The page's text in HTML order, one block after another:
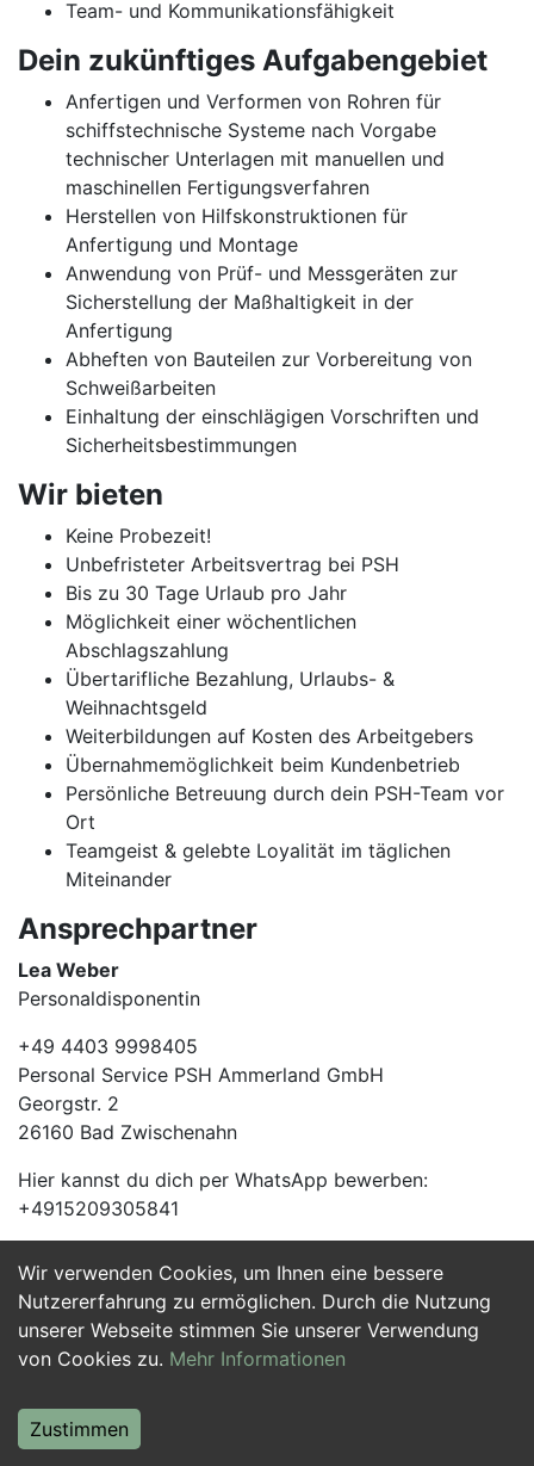
Wir verwenden Cookies, um Ihnen eine bessere
Nutzererfahrung zu ermöglichen. Durch die Nutzung
unserer Webseite stimmen Sie unserer Verwendung
von Cookies zu. Mehr Informationen
Zustimmen
Team- und Kommunikationsfähigkeit
Dein zukünftiges Aufgabengebiet
Anfertigen und Verformen von Rohren für
schiffstechnische Systeme nach Vorgabe
technischer Unterlagen mit manuellen und
maschinellen Fertigungsverfahren
Herstellen von Hilfskonstruktionen für
Anfertigung und Montage
Anwendung von Prüf- und Messgeräten zur
Sicherstellung der Maßhaltigkeit in der
Anfertigung
Abheften von Bauteilen zur Vorbereitung von
Schweißarbeiten
Einhaltung der einschlägigen Vorschriften und
Sicherheitsbestimmungen
Wir bieten
Keine Probezeit!
Unbefristeter Arbeitsvertrag bei PSH
Bis zu 30 Tage Urlaub pro Jahr
Möglichkeit einer wöchentlichen
Abschlagszahlung
Übertarifliche Bezahlung, Urlaubs- &
Weihnachtsgeld
Weiterbildungen auf Kosten des Arbeitgebers
Übernahmemöglichkeit beim Kundenbetrieb
Persönliche Betreuung durch dein PSH-Team vor
Ort
Teamgeist & gelebte Loyalität im täglichen
Miteinander
Ansprechpartner
Lea Weber
Personaldisponentin
+49 4403 9998405
Personal Service PSH Ammerland GmbH
Georgstr. 2
26160 Bad Zwischenahn
Hier kannst du dich per WhatsApp bewerben:
+4915209305841
Jetzt Bewerben